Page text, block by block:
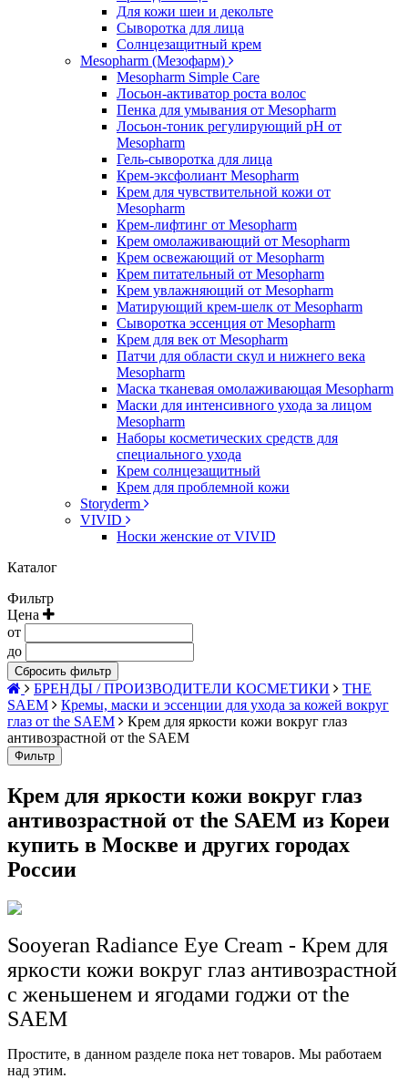
Для кожи шеи и декольте
Сыворотка для лица
Солнцезащитный крем
Mesopharm (Мезофарм)
Mesopharm Simple Care
Лосьон-активатор роста волос
Пенка для умывания от Mesopharm
Лосьон-тоник регулирующий рН от
Mesopharm
Гель-сыворотка для лица
Крем-эксфолиант Mesopharm
Крем для чувствительной кожи от
Mesopharm
Крем-лифтинг от Mesopharm
Крем омолаживающий от Mesopharm
Крем освежающий от Mesopharm
Крем питательный от Mesopharm
Крем увлажняющий от Mesopharm
Матирующий крем-шелк от Mesopharm
Сыворотка эссенция от Mesopharm
Крем для век от Mesopharm
Патчи для области скул и нижнего века
Mesopharm
Маска тканевая омолаживающая Mesopharm
Маски для интенсивного ухода за лицом
Mesopharm
Наборы косметических средств для
специального ухода
Крем солнцезащитный
Крем для проблемной кожи
Storyderm
VIVID
Носки женские от VIVID
Каталог
Фильтр
Цена
от
до
Сбросить фильтр
БРЕНДЫ / ПРОИЗВОДИТЕЛИ КОСМЕТИКИ
THE
SAEM
Кремы, маски и эссенции для ухода за кожей вокруг
глаз от the SAEM
Крем для яркости кожи вокруг глаз
антивозрастной от the SAEM
Фильтр
Крем для яркости кожи вокруг глаз
антивозрастной от the SAEM из Кореи
купить в Москве и других городах
России
Sooyeran Radiance Eye Cream - Крем для
яркости кожи вокруг глаз антивозрастной
с женьшенем и ягодами годжи от the
SAEM
Простите, в данном разделе пока нет товаров. Мы работаем
над этим.